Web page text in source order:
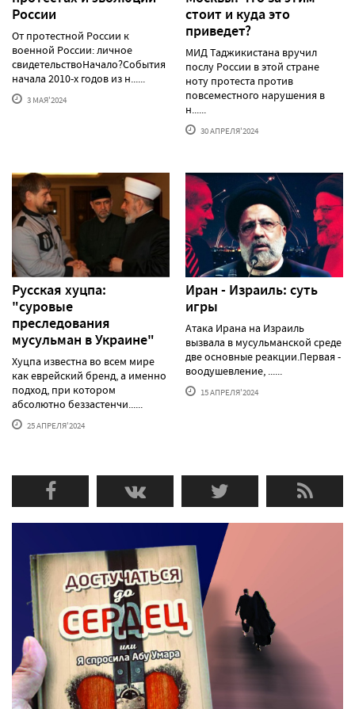
России
От протестной России к
военной России: личное
свидетельствоНачало?События
начала 2010-х годов из н......
3 МАЯ'2024
стоит и куда это
приведет?
МИД Таджикистана вручил
послу России в этой стране
ноту протеста против
повсеместного нарушения в
н......
30 АПРЕЛЯ'2024
Русская хуцпа:
"суровые
преследования
мусульман в Украине"
Хуцпа известна во всем мире
как еврейский бренд, а именно
подход, при котором
абсолютно беззастенчи......
25 АПРЕЛЯ'2024
Иран - Израиль: суть
игры
Атака Ирана на Израиль
вызвала в мусульманской среде
две основные реакции.Первая -
воодушевление, ......
15 АПРЕЛЯ'2024